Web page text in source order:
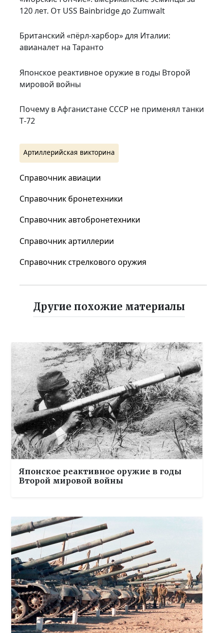
120 лет. От USS Bainbridge до Zumwalt
Британский «пёрл-харбор» для Италии:
авианалет на Таранто
Японское реактивное оружие в годы Второй
мировой войны
Почему в Афганистане СССР не применял танки
Т‑72
Артиллерийская викторина
Справочник авиации
Справочник бронетехники
Справочник автобронетехники
Справочник артиллерии
Справочник стрелкового оружия
Другие похожие материалы
Японское реактивное оружие в годы
Второй мировой войны